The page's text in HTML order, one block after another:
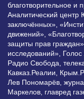
благотворительное и
Аналитический
заключённых»,
движений»,
защиты прав
исследований»,
Радио Свобода,
Кавказ.Реалии,
Лев Пономарёв,
Маркелов, главред